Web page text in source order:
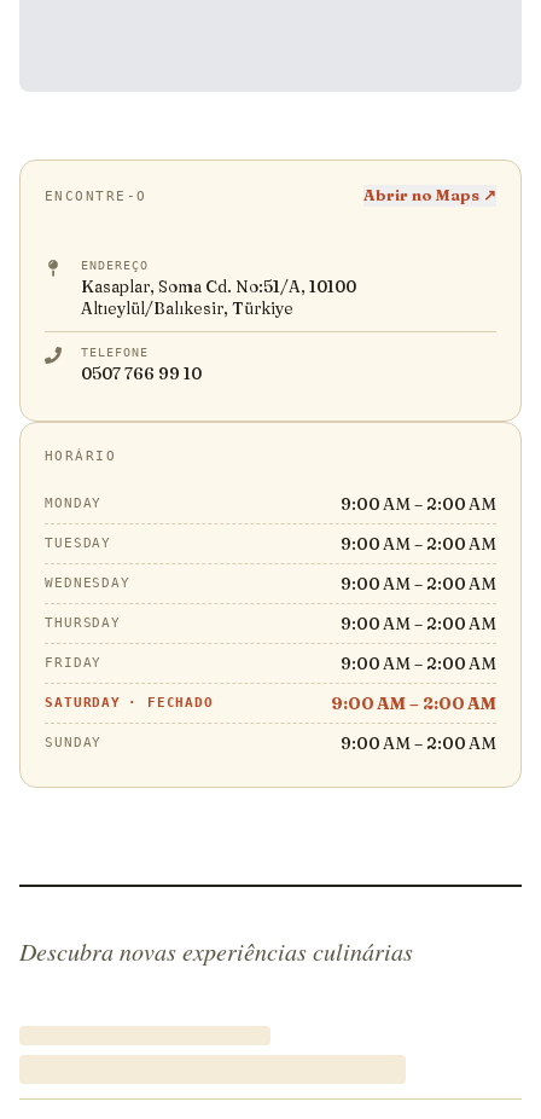
ENCONTRE-O Abrir no Maps ↗
ENDEREÇO
Kasaplar, Soma Cd. No:51/A, 10100
Altıeylül/Balıkesir, Türkiye
TELEFONE
0507 766 99 10
HORÁRIO
MONDAY 9:00 AM – 2:00 AM
TUESDAY 9:00 AM – 2:00 AM
WEDNESDAY 9:00 AM – 2:00 AM
THURSDAY 9:00 AM – 2:00 AM
FRIDAY 9:00 AM – 2:00 AM
SATURDAY · FECHADO 9:00 AM – 2:00 AM
SUNDAY 9:00 AM – 2:00 AM
Descubra novas experiências culinárias